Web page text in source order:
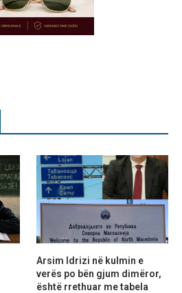
Arsim Idrizi në kulmin e
verës po bën gjum dimëror,
është rrethuar me tabela